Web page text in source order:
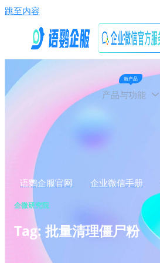
跳至内容
新产品
产品与功能
语鹦企服官网 企业微信手册
企微研究院
Tag: 批量清理僵尸粉